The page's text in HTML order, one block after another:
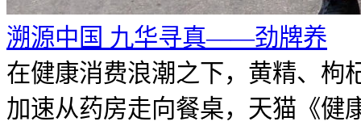
溯源中国 九华寻真——劲牌养
在健康消费浪潮之下，黄精、枸
加速从药房走向餐桌，天猫《健